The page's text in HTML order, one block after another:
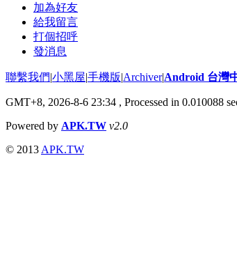
加為好友
給我留言
打個招呼
發消息
聯繫我們|小黑屋|手機版|Archiver|Android 台灣
GMT+8, 2026-8-6 23:34 , Processed in 0.010088
Powered by APK.TW v2.0
© 2013 APK.TW